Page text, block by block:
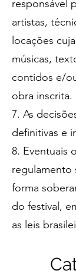
responsável
artistas,
locações
músicas,
contidos e/
obra inscrita.
7. As
definitivas e
8. Eventuais
regulamento
forma
do festival,
as leis